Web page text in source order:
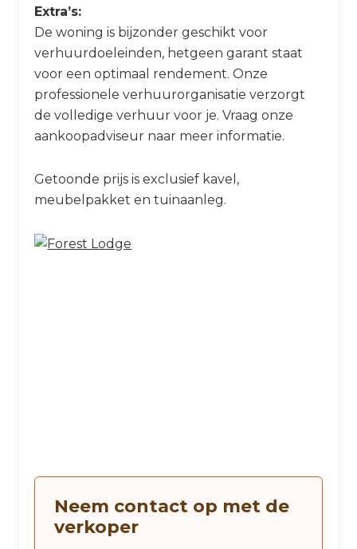
Extra’s:
De woning is bijzonder geschikt voor
verhuurdoeleinden, hetgeen garant staat
voor een optimaal rendement. Onze
professionele verhuurorganisatie verzorgt
de volledige verhuur voor je. Vraag onze
aankoopadviseur naar meer informatie.
Getoonde prijs is exclusief kavel,
meubelpakket en tuinaanleg.
Neem contact op met de
verkoper